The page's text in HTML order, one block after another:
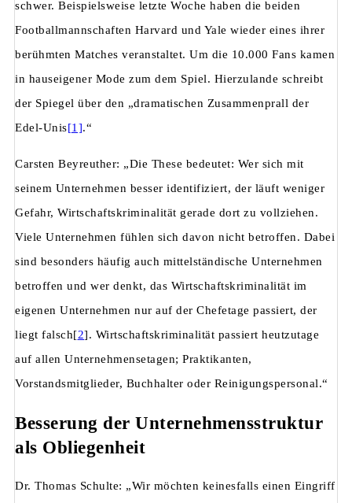
schwer. Beispielsweise letzte Woche haben die beiden
Footballmannschaften Harvard und Yale wieder eines ihrer
berühmten Matches veranstaltet. Um die 10.000 Fans kamen
in hauseigener Mode zum dem Spiel. Hierzulande schreibt
der Spiegel über den „dramatischen Zusammenprall der
Edel-Unis[1].“
Carsten Beyreuther: „Die These bedeutet: Wer sich mit
seinem Unternehmen besser identifiziert, der läuft weniger
Gefahr, Wirtschaftskriminalität gerade dort zu vollziehen.
Viele Unternehmen fühlen sich davon nicht betroffen. Dabei
sind besonders häufig auch mittelständische Unternehmen
betroffen und wer denkt, das Wirtschaftskriminalität im
eigenen Unternehmen nur auf der Chefetage passiert, der
liegt falsch[2]. Wirtschaftskriminalität passiert heutzutage
auf allen Unternehmensetagen; Praktikanten,
Vorstandsmitglieder, Buchhalter oder Reinigungspersonal.“
Besserung der Unternehmensstruktur
als Obliegenheit
Dr. Thomas Schulte: „Wir möchten keinesfalls einen Eingriff